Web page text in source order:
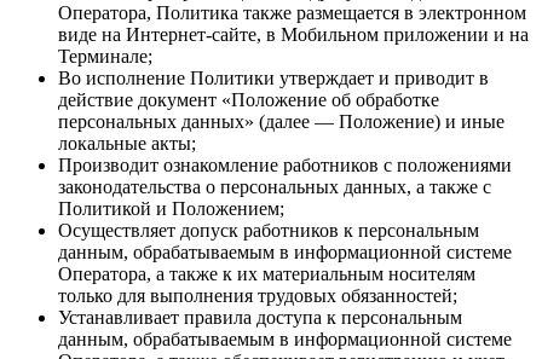
Оператора, Политика также размещается в электронном
виде на Интернет-сайте, в Мобильном приложении и на
Терминале;
Во исполнение Политики утверждает и приводит в
действие документ «Положение об обработке
персональных данных» (далее — Положение) и иные
локальные акты;
Производит ознакомление работников с положениями
законодательства о персональных данных, а также с
Политикой и Положением;
Осуществляет допуск работников к персональным
данным, обрабатываемым в информационной системе
Оператора, а также к их материальным носителям
только для выполнения трудовых обязанностей;
Устанавливает правила доступа к персональным
данным, обрабатываемым в информационной системе